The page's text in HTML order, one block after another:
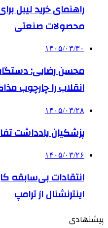
راهنمای خرید لیبل
محصولات صنعتی
۱۴۰۵/۰۳/۳۰
محسن رضایی:
انقلاب را چارچوب
۱۴۰۵/۰۳/۲۸
پزشکیان یادداشت
۱۴۰۵/۰۳/۲۶
انتقادات
اینترنشنال از ترامپ
پیشنهادی